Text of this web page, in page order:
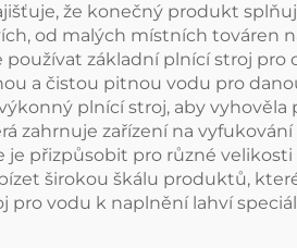
že konečný produkt
od malých místních továren
základní plnící stroj
a čistou pitnou vodu pro
plnící stroj, aby
zahrnuje zařízení na
přizpůsobit pro různé
širokou škálu produktů,
vodu k naplnění lahví